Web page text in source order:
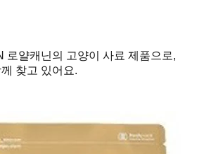
로얄캐닌의 고양이 사료 제품으로,
찾고 있어요.